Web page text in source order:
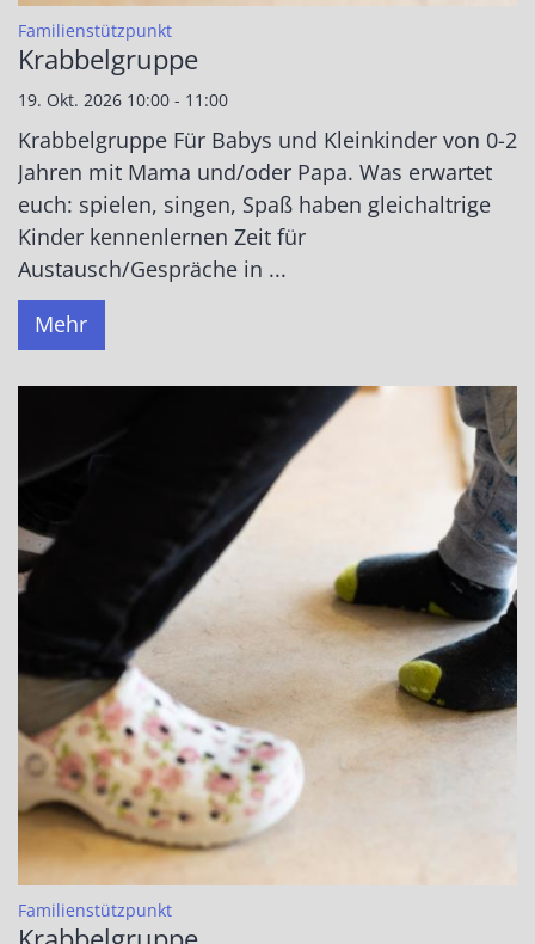
Familienstützpunkt:
Krabbelgruppe
19. Okt. 2026 10:00 - 11:00
Krabbelgruppe Für Babys und Kleinkinder von 0-2
Jahren mit Mama und/oder Papa. Was erwartet
euch: spielen, singen, Spaß haben gleichaltrige
Kinder kennenlernen Zeit für
Austausch/Gespräche in ...
Mehr
Familienstützpunkt: